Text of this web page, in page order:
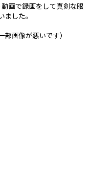
画で録画をして真剣な眼
した。
画像が悪いです）